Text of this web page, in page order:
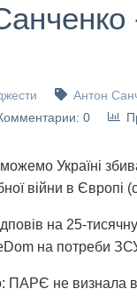
Антон
0
Україні
війни в Європі
на 25-
на потреби
ПАРЄ не визнала